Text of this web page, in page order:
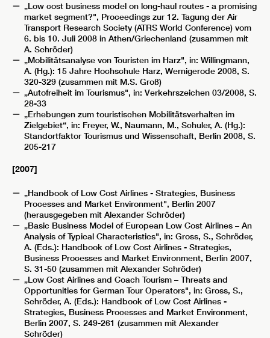
„Low cost business model on long-haul routes - a promising
market segment?", Proceedings zur 12. Tagung der Air
Transport Research Society (ATRS World Conference) vom
6. bis 10. Juli 2008 in Athen/Griechenland (zusammen mit
A. Schröder)
„Mobilitätsanalyse von Touristen im Harz", in: Willingmann,
A. (Hg.): 15 Jahre Hochschule Harz, Wernigerode 2008, S.
320-329 (zusammen mit M.S. Groß)
„Autofreiheit im Tourismus", in: Verkehrszeichen 03/2008, S.
28-33
„Erhebungen zum touristischen Mobilitätsverhalten im
Zielgebiet“, in: Freyer, W., Naumann, M., Schuler, A. (Hg.):
Standortfaktor Tourismus und Wissenschaft, Berlin 2008, S.
205-217
[2007]
„Handbook of Low Cost Airlines - Strategies, Business
Processes and Market Environment", Berlin 2007
(herausgegeben mit Alexander Schröder)
„Basic Business Model of European Low Cost Airlines – An
Analysis of Typical Characteristics", in: Gross, S., Schröder,
A. (Eds.): Handbook of Low Cost Airlines - Strategies,
Business Processes and Market Environment, Berlin 2007,
S. 31-50 (zusammen mit Alexander Schröder)
„Low Cost Airlines and Coach Tourism – Threats and
Opportunities for German Tour Operators", in: Gross, S.,
Schröder, A. (Eds.): Handbook of Low Cost Airlines -
Strategies, Business Processes and Market Environment,
Berlin 2007, S. 249-261 (zusammen mit Alexander
Schröder)